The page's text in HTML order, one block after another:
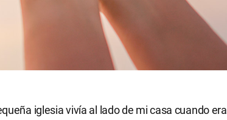
iglesia vivía al lado de mi casa cuando era